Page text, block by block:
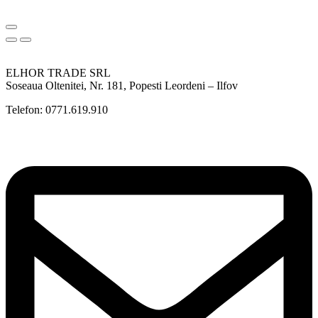
ELHOR TRADE SRL
Soseaua Oltenitei, Nr. 181, Popesti Leordeni – Ilfov
Telefon: 0771.619.910